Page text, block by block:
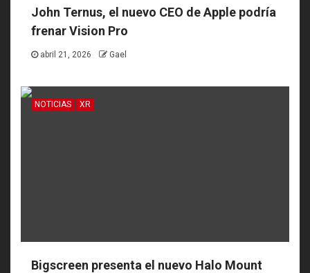
John Ternus, el nuevo CEO de Apple podría
frenar Vision Pro
abril 21, 2026 Gael
NOTICIAS XR
Bigscreen presenta el nuevo Halo Mount